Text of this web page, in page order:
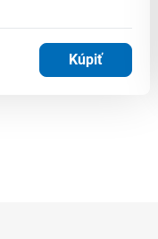
Kúpiť